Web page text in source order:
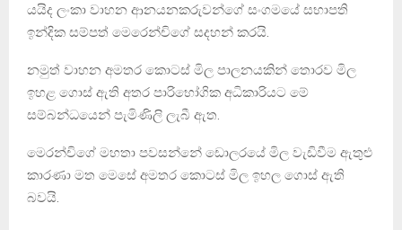
යයිද ලංකා වාහන ආනයනකරුවන්ගේ සංගමයේ සභාපති
ඉන්දික සම්පත් මෙරෙන්චිගේ සදහන් කරයි.
නමුත් වාහන අමතර කොටස් මිල පාලනයකින් තොරව මිල
ඉහළ ගොස් ඇති අතර පාරිභෝගික අධිකාරියට මේ
සම්බන්ධයෙන් පැමිණිලි ලැබී ඇත.
මෙරන්චිගේ මහතා පවසන්නේ ඩොලරයේ මිල වැඩිවීම ඇතුළු
කාරණා මත මෙසේ අමතර කොටස් මිල ඉහල ගොස් ඇති
බවයි.